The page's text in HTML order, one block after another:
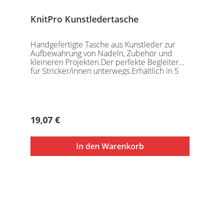
KnitPro Kunstledertasche
Handgefertigte Tasche aus Kunstleder zur
Aufbewahrung von Nadeln, Zubehör und
kleineren Projekten.Der perfekte Begleiter
für Stricker/innen unterwegs.Erhältlich in 5
Regulärer Preis:
19,07 €
In den Warenkorb